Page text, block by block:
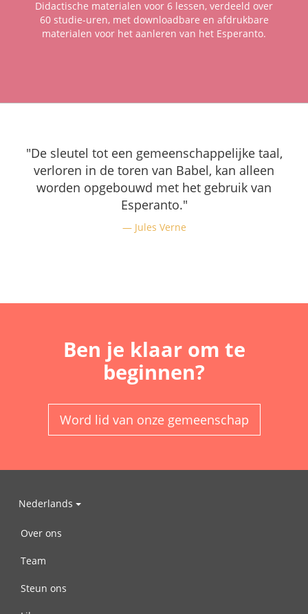
Didactische materialen voor 6 lessen, verdeeld over
60 studie-uren, met downloadbare en afdrukbare
materialen voor het aanleren van het Esperanto.
"De sleutel tot een gemeenschappelijke taal,
verloren in de toren van Babel, kan alleen
worden opgebouwd met het gebruik van
Esperanto."
Jules Verne
Ben je klaar om te
beginnen?
Word lid van onze gemeenschap
Nederlands
Over ons
Team
Steun ons